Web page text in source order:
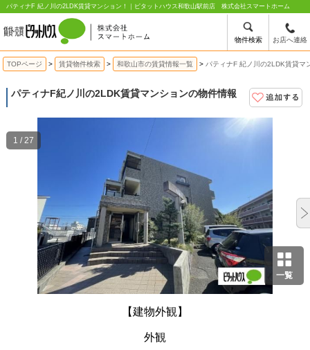
物件検索 お店へ連絡
パティナF 紀ノ川の2LDK賃貸マンション！｜ピタットハウス和歌山駅前店 株式会社スマートホーム
TOPページ 賃貸物件検索 和歌山市の賃貸情報一覧 パティナF 紀ノ川の2LDK賃貸マ
パティナF紀ノ川の2LDK賃貸マンションの物件情報
一覧
【建物外観】
外観
1 / 27